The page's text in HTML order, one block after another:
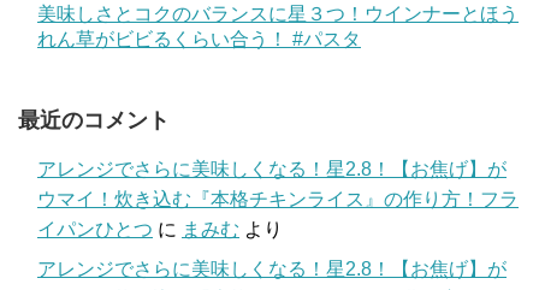
美味しさとコクのバランスに星３つ！ウインナーとほう
れん草がビビるくらい合う！ #パスタ
最近のコメント
アレンジでさらに美味しくなる！星2.8！【お焦げ】が
ウマイ！炊き込む『本格チキンライス』の作り方！フラ
イパンひとつ に まみむ より
アレンジでさらに美味しくなる！星2.8！【お焦げ】が